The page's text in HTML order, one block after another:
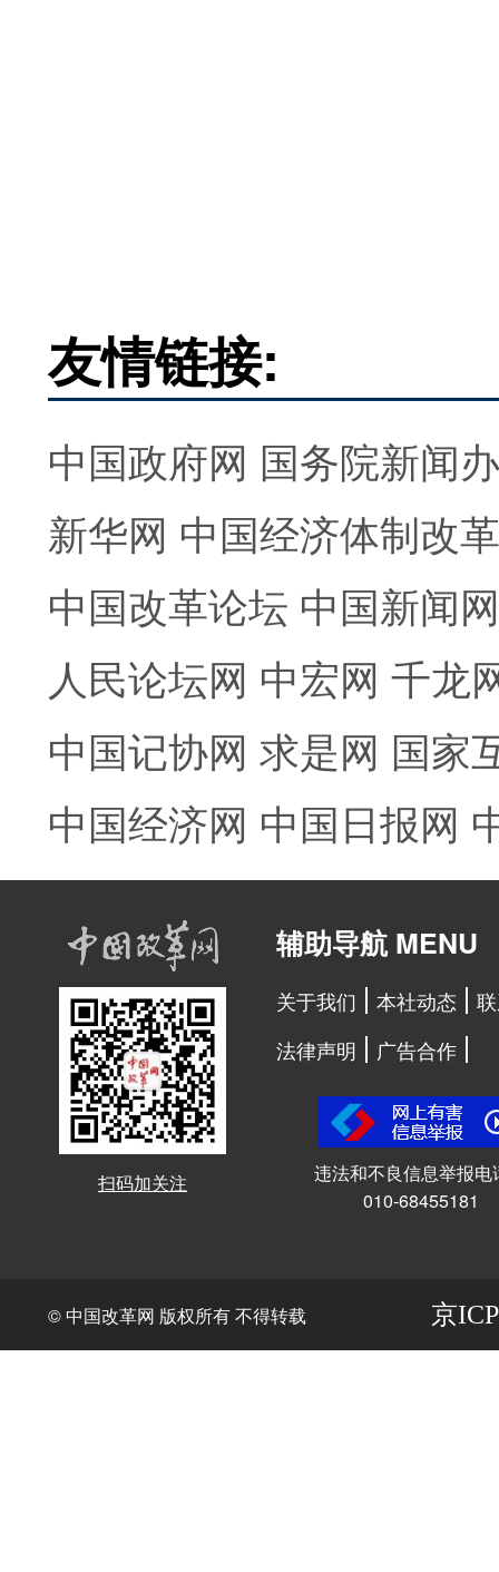
友情链接:
中国政府网 国务院新闻
新华网 中国经济体制改
中国改革论坛 中国新闻网
人民论坛网 中宏网 千龙
中国记协网 求是网 国家
中国经济网 中国日报网
扫码加关注
辅助导航 MENU
关于我们 本社动态
法律声明
广告合作
违法和不良信息举报电
010-68455181
© 中国改革网 版权所有 不得转载 京